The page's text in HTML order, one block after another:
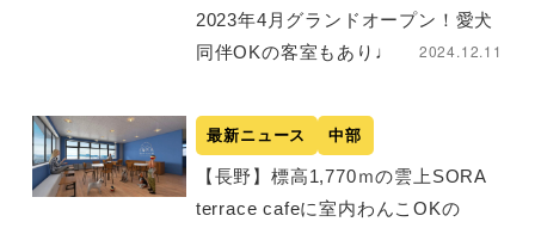
2023年4月グランドオープン！愛犬
同伴OKの客室もあり♩
2024.12.11
最新ニュース 中部
【長野】標高1,770ｍの雲上SORA
terrace cafeに室内わんこOKの